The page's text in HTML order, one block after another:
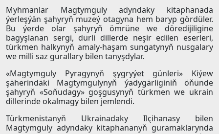
Myhmanlar Magtymguly adyndaky kitaphanada
ýerleşýän şahyryň muzeý otagyna hem baryp gördüler.
Bu ýerde olar şahyryň ömrüne we döredijiligine
bagyşlanan sergi, dürli dillerde neşir edilen eserleri,
türkmen halkynyň amaly-haşam sungatynyň nusgalary
we milli saz gurallary bilen tanyşdylar.
«Magtymguly Pyragynyň şygryýet günleri» Kiýew
şäherindäki Magtymgulynyň ýadygärliginiň öňünde
şahyryň «Soňudagy» goşgusynyň türkmen we ukrain
dillerinde okalmagy bilen jemlendi.
Türkmenistanyň Ukrainadaky Ilçihanasy bilen
Magtymguly adyndaky kitaphananyň guramaklarynda